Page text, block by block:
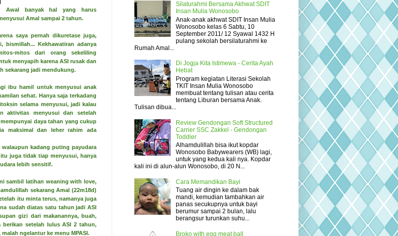
Awal banyak hal yang harus
Amal sampai 2 tahun.
saya pernah dikuretase juga,
bismillah... Kekhawatiran adanya
mitos dari orang sekeliling
menyapih karena ASI rusak dan
sekarang jadi mendukung.
ibu hamil untuk menyusui anak
sehat. Hanya saja terkadang
selama menyusui, jadi kalau
aktivitas menyusui dan setelah
daya tahan yang cukup
maksimal dan leher rahim ada
kadang puting payudara
juga tidak tiap menyusui, hanya
lebih sensitif.
sambil latihan weaning with love,
sekarang Amal (22m18d)
itu minta terus, namanya juga
sudah diatas satu tahun jadi ASI
gizi dari makanannya, buah,
berikan setelah lulus ASI 2 tahun,
ngelantur ke menu MPASI.
Silaturahmi Bersama Akhwat SDIT
Insan Mulia Wonosobo
Anak-anak akhwat SDIT Insan Mulia
Wonosobo kelas 6 Sabtu, 10
September 2011/ 12 Syawal 1432 H
pulang sekolah bersilaturahmi ke
Rumah Amal...
Di Jogja Kita Istimewa - Cerita Ayah
Hebat
Program kegiatan Literasi Sekolah
TKIT Insan Mulia Wonosobo
membuat tentang tulisan atau cerita
tentang Liburan bersama Anak.
Tulisan dibua...
Review Gendongan Soft Structured
Carrier SSC Zakkel - Gendongan
Toddler
Alhamdulillah bisa ikut kopdar
Wonosobo Babywearers (WB) lagi,
untuk yang kedua kali nya. Kopdar
kali ini di alun-alun Wonosobo, di 20 N...
Cara Memandikan Bayi
Tuang air dingin ke dalam bak
mandi, kemudian tambahkan air
panas secukupnya untuk bayi
berumur sampai 2 bulan, lalu
berangsur turunkan suhu...
Broko with egg meat ball